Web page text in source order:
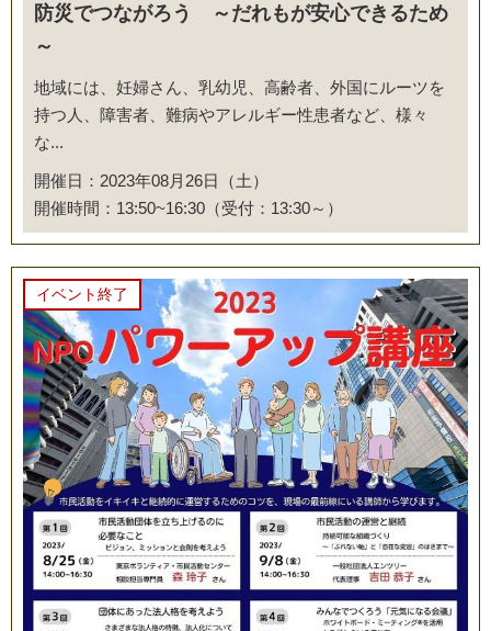
防災でつながろう ～だれもが安心できるため
～
地域には、妊婦さん、乳幼児、高齢者、外国にルーツを
持つ人、障害者、難病やアレルギー性患者など、様々
な...
開催日：2023年08月26日（土）
開催時間：13:50~16:30（受付：13:30～）
イベント終了